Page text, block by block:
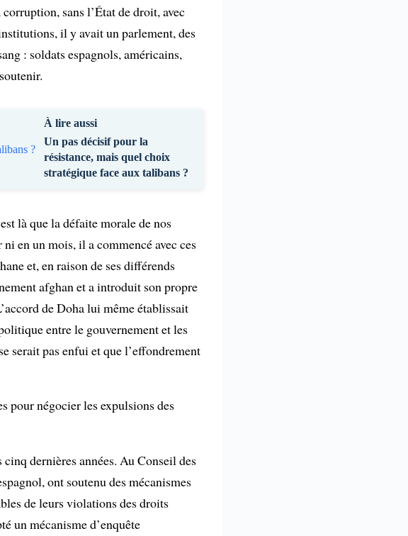
sans l’État de droit, avec
il y avait un parlement, des
: soldats espagnols, américains,
À lire aussi
Un pas décisif pour la
résistance, mais quel choix
stratégique face aux talibans ?
là que la défaite morale de nos
en un mois, il a commencé avec ces
et, en raison de ses différends
afghan et a introduit son propre
de Doha lui même établissait
entre le gouvernement et les
serait pas enfui et que l’effondrement
pour négocier les expulsions des
dernières années. Au Conseil des
ont soutenu des mécanismes
de leurs violations des droits
un mécanisme d’enquête